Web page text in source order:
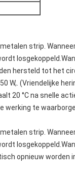
strip.
hersteld tot het
W,. (Vriendelijke
20 °C na snelle
werking te
strip.
opnieuw worden